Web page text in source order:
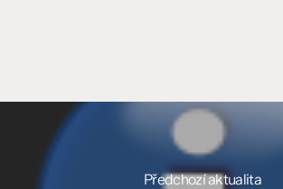
Předchozí aktualita